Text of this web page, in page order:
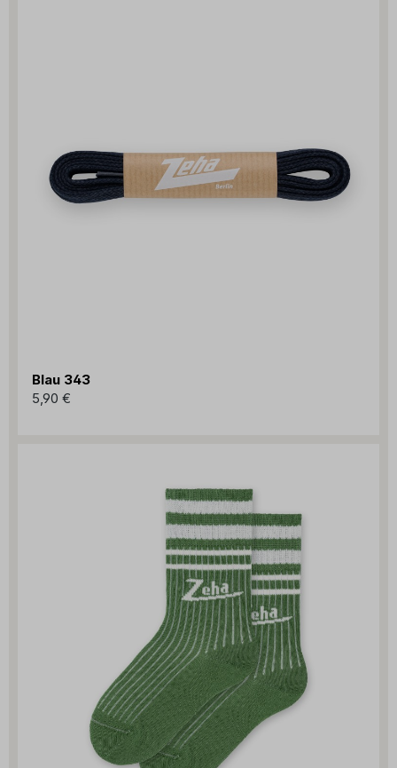
Blau 343
5,90 €